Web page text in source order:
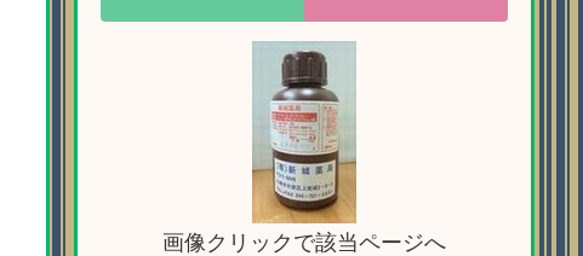
画像クリックで該当ページへ